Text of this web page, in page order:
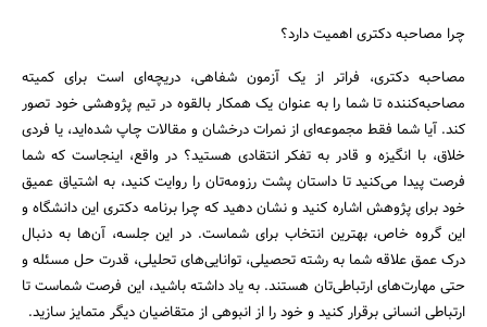
چرا مصاحبه دکتری اهمیت دارد؟
مصاحبه دکتری، فراتر از یک آزمون شفاهی، دریچه‌ای است برای کمیته
مصاحبه‌کننده تا شما را به عنوان یک همکار بالقوه در تیم پژوهشی خود تصور
کند. آیا شما فقط مجموعه‌ای از نمرات درخشان و مقالات چاپ شده‌اید، یا فردی
خلاق، با انگیزه و قادر به تفکر انتقادی هستید؟ در واقع، اینجاست که شما
فرصت پیدا می‌کنید تا داستان پشت رزومه‌تان را روایت کنید، به اشتیاق عمیق
خود برای پژوهش اشاره کنید و نشان دهید که چرا برنامه دکتری این دانشگاه و
این گروه خاص، بهترین انتخاب برای شماست. در این جلسه، آن‌ها به دنبال
درک عمق علاقه شما به رشته تحصیلی، توانایی‌های تحلیلی، قدرت حل مسئله و
حتی مهارت‌های ارتباطی‌تان هستند. به یاد داشته باشید، این فرصت شماست تا
ارتباطی انسانی برقرار کنید و خود را از انبوهی از متقاضیان دیگر متمایز سازید.